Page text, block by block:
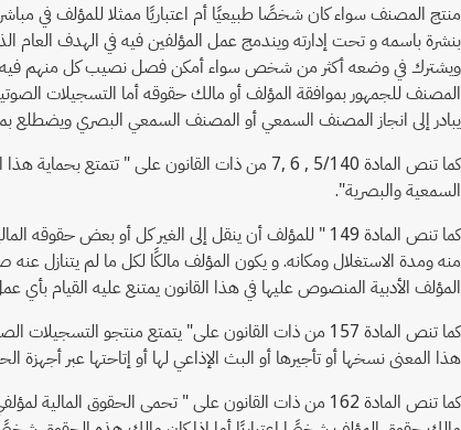
يبادر إلى انجاز المصنف السمعي أو المصنف السمعي البصري ويضطلع
السمعية والبصرية".
كما تنص المادة 149 " للمؤلف أن ينقل إلى الغير كل
منه ومدة الاستغلال ومكانه. و يكون المؤلف مالكًا لكل ما لم
المؤلف الأدبية المنصوص عليها في هذا القانون يمتنع عليه القيام
هذا المعنى نسخها أو تأجيرها أو البث الإذاعي لها أو إتاحتها عبر أجهزة الحاسب الآلي أو غيرها من الوسائل.2. الإتاحة العلنية لتسجيل صوتي
كما تنص المادة 162 من ذات القانون على " تحمى